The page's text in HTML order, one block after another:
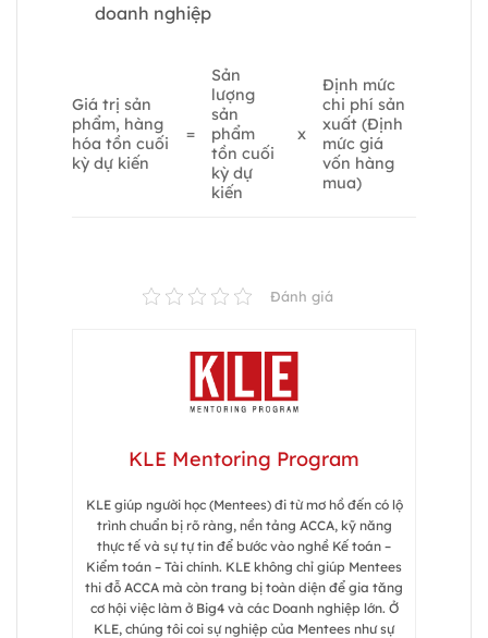
doanh nghiệp
Giá trị sản
phẩm, hàng
hóa tồn cuối
kỳ dự kiến
=
Sản
lượng
sản
phẩm
tồn cuối
kỳ dự
kiến
x
Định mức
chi phí sản
xuất (Định
mức giá
vốn hàng
mua)
Đánh giá
KLE Mentoring Program
KLE giúp người học (Mentees) đi từ mơ hồ đến có lộ
trình chuẩn bị rõ ràng, nền tảng ACCA, kỹ năng
thực tế và sự tự tin để bước vào nghề Kế toán –
Kiểm toán – Tài chính. KLE không chỉ giúp Mentees
thi đỗ ACCA mà còn trang bị toàn diện để gia tăng
cơ hội việc làm ở Big4 và các Doanh nghiệp lớn. Ở
KLE, chúng tôi coi sự nghiệp của Mentees như sự